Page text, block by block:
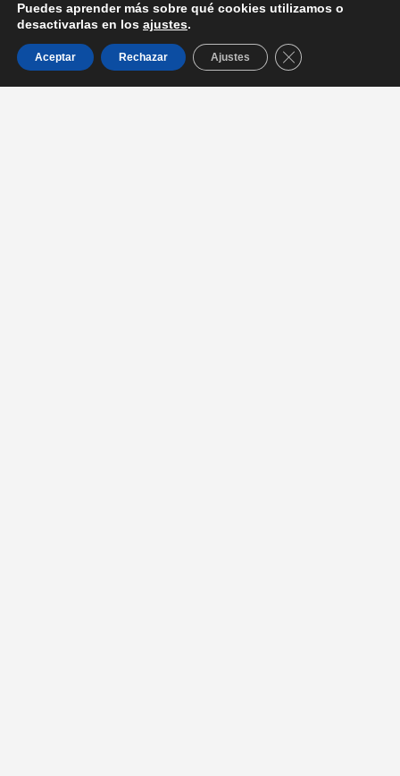
Puedes aprender más sobre qué cookies utilizamos o
desactivarlas en los ajustes.
Aceptar Rechazar Ajustes Cerrar el banner